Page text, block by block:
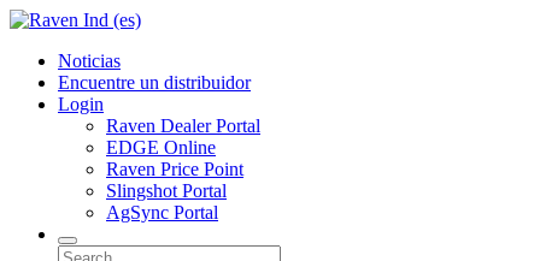
Noticias
Encuentre un distribuidor
Login
Raven Dealer Portal
EDGE Online
Raven Price Point
Slingshot Portal
AgSync Portal